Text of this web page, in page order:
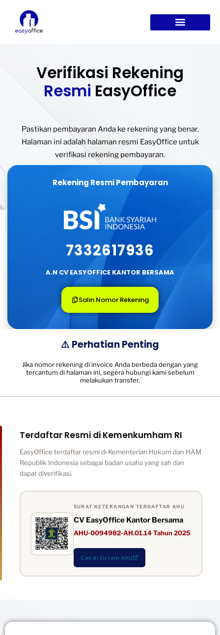
Verifikasi Rekening
Resmi EasyOffice
Pastikan pembayaran Anda ke rekening yang benar.
Halaman ini adalah halaman resmi EasyOffice untuk
verifikasi rekening pembayaran.
Rekening Resmi Pembayaran
7332617936
A.n CV EASYOFFICE KANTOR BERSAMA
Salin Nomor Rekening
⚠️ Perhatian Penting
Jika nomor rekening di invoice Anda berbeda dengan yang
tercantum di halaman ini, segera hubungi kami sebelum
melakukan transfer.
Terdaftar Resmi di Kemenkumham RI
EasyOffice terdaftar resmi di Kementerian Hukum dan HAM
Republik Indonesia sebagai badan usaha yang sah dan
dapat diverifikasi.
SURAT KETERANGAN TERDAFTAR AHU
CV EasyOffice Kantor Bersama
AHU-0094982-AH.01.14 Tahun 2025
Cek di Sistem AHU